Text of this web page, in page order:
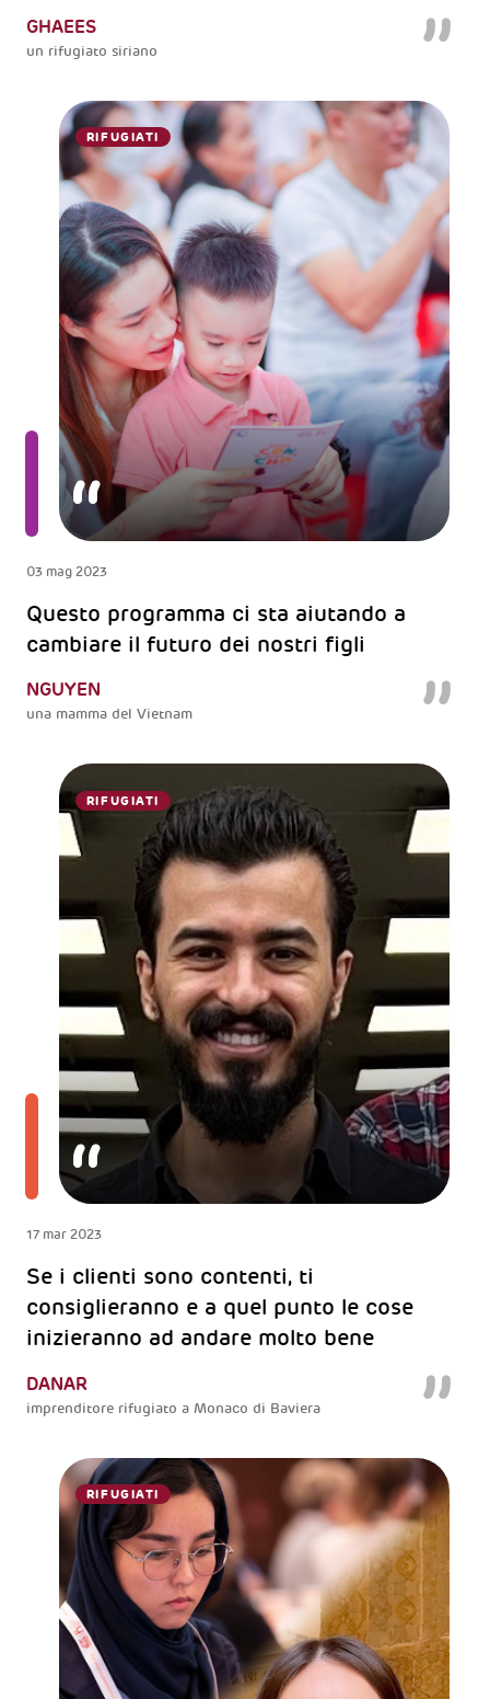
GHAEES
un rifugiato siriano
RIFUGIATI
03 mag 2023
Questo programma ci sta aiutando a
cambiare il futuro dei nostri figli
NGUYEN
una mamma del Vietnam
RIFUGIATI
17 mar 2023
Se i clienti sono contenti, ti
consiglieranno e a quel punto le cose
inizieranno ad andare molto bene
DANAR
imprenditore rifugiato a Monaco di Baviera
RIFUGIATI